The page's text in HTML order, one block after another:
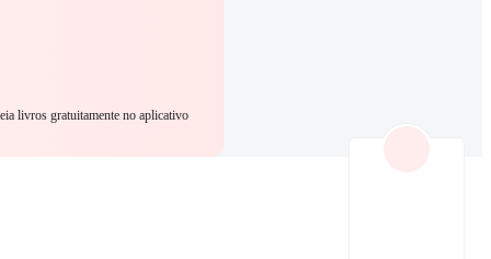
livros gratuitamente no aplicativo